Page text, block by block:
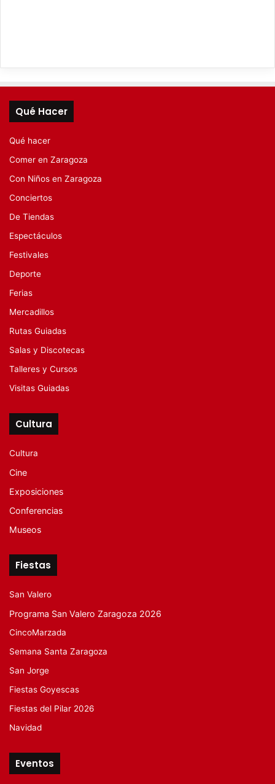
Qué Hacer
Qué hacer
Comer en Zaragoza
Con Niños en Zaragoza
Conciertos
De Tiendas
Espectáculos
Festivales
Deporte
Ferias
Mercadillos
Rutas Guiadas
Salas y Discotecas
Talleres y Cursos
Visitas Guiadas
Cultura
Cultura
Cine
Exposiciones
Conferencias
Museos
Fiestas
San Valero
Programa San Valero Zaragoza 2026
CincoMarzada
Semana Santa Zaragoza
San Jorge
Fiestas Goyescas
Fiestas del Pilar 2026
Navidad
Eventos